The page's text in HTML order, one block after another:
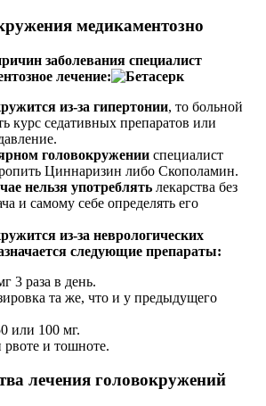
медикаментозно
заболевания специалист
лечение:
из-за гипертонии, то больной
курс седативных препаратов или
головокружении специалист
Циннаризин либо Скополамин.
нельзя употреблять лекарства без
и самому себе определять его
из-за неврологических
следующие препараты:
3 раза в день.
та же, что и у предыдущего
или 100 мг.
и тошноте.
лечения головокружений